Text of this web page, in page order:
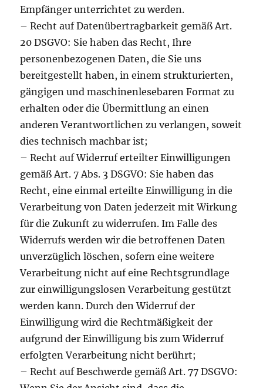
Empfänger unterrichtet zu werden.
– Recht auf Datenübertragbarkeit gemäß Art.
20 DSGVO: Sie haben das Recht, Ihre
personenbezogenen Daten, die Sie uns
bereitgestellt haben, in einem strukturierten,
gängigen und maschinenlesebaren Format zu
erhalten oder die Übermittlung an einen
anderen Verantwortlichen zu verlangen, soweit
dies technisch machbar ist;
– Recht auf Widerruf erteilter Einwilligungen
gemäß Art. 7 Abs. 3 DSGVO: Sie haben das
Recht, eine einmal erteilte Einwilligung in die
Verarbeitung von Daten jederzeit mit Wirkung
für die Zukunft zu widerrufen. Im Falle des
Widerrufs werden wir die betroffenen Daten
unverzüglich löschen, sofern eine weitere
Verarbeitung nicht auf eine Rechtsgrundlage
zur einwilligungslosen Verarbeitung gestützt
werden kann. Durch den Widerruf der
Einwilligung wird die Rechtmäßigkeit der
aufgrund der Einwilligung bis zum Widerruf
erfolgten Verarbeitung nicht berührt;
– Recht auf Beschwerde gemäß Art. 77 DSGVO: